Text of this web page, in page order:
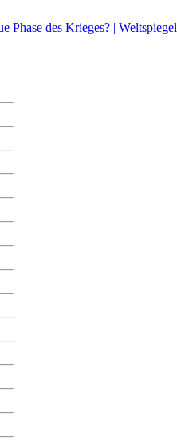
Phase des Krieges? | Weltspiegel